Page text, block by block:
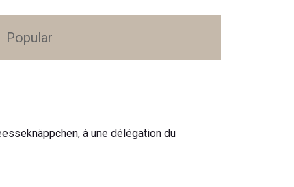
Popular
à une délégation du